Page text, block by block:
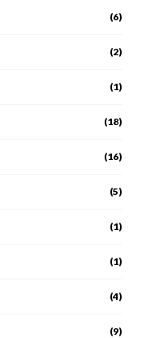
(6)
(2)
(1)
(18)
(16)
(5)
(1)
(1)
(4)
(9)